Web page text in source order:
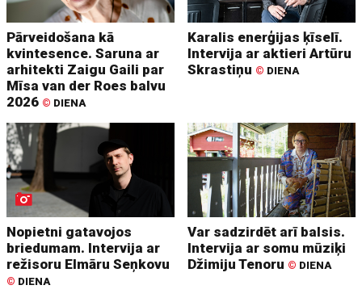
Pārveidošana kā
kvintesence. Saruna ar
arhitekti Zaigu Gaili par
Mīsa van der Roes balvu
2026 © DIENA
Karalis enerģijas ķīselī.
Intervija ar aktieri Artūru
Skrastiņu © DIENA
Nopietni gatavojos
briedumam. Intervija ar
režisoru Elmāru Seņkovu
© DIENA
Var sadzirdēt arī balsis.
Intervija ar somu mūziķi
Džimiju Tenoru © DIENA